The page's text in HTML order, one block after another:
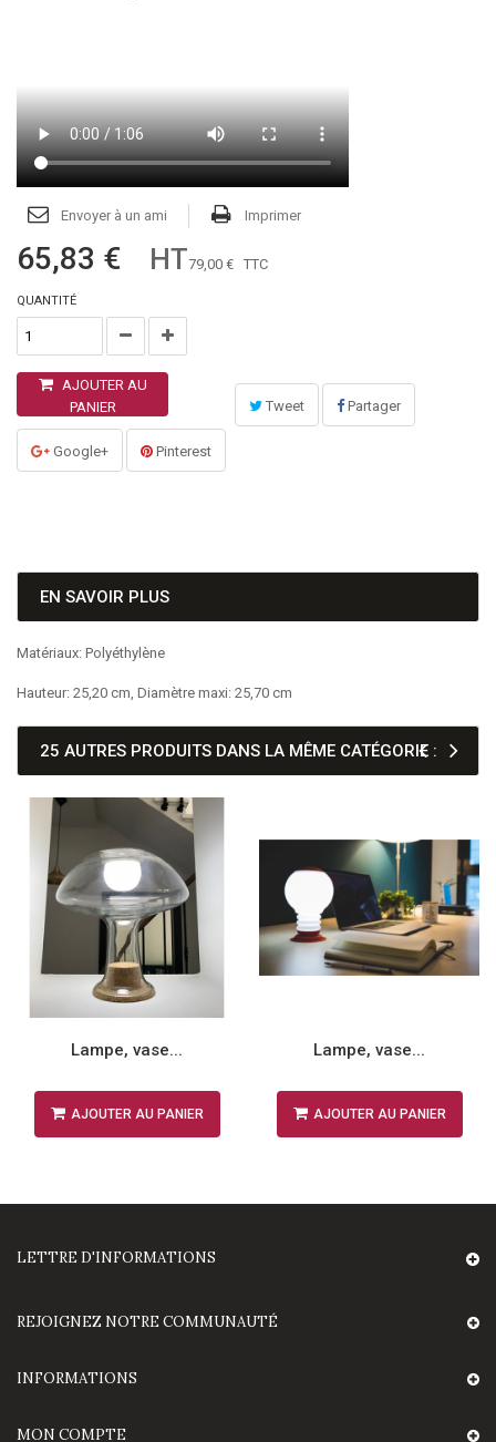
Envoyer à un ami Imprimer
65,83 € HT79,00 € TTC
QUANTITÉ
AJOUTER AU
PANIER
Tweet Partager
Google+ Pinterest
EN SAVOIR PLUS
Matériaux: Polyéthylène
Hauteur: 25,20 cm, Diamètre maxi: 25,70 cm
25 AUTRES PRODUITS DANS LA MÊME CATÉGORIE :
Lampe, vase...
AJOUTER AU PANIER
Lampe, vase...
AJOUTER AU PANIER
LETTRE D'INFORMATIONS
REJOIGNEZ NOTRE COMMUNAUTÉ
INFORMATIONS
MON COMPTE